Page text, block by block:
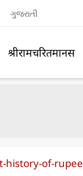
ગુજરાતી
श्रीरामचरितमानस
history-of-rupee